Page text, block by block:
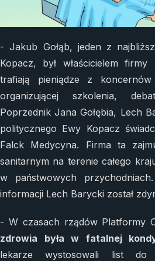
- Jakub Gołąb, jeden z
Kopacz, był właścicielem
trafiają pieniądze z koncernów
organizującej szkolenia,
Poprzednik Jana Gołębia, Lech
politycznego Ewy Kopacz
Falck Medycyna. Firma ta
sanitarnym na terenie całego
w państwowych
informacji Lech Barycki został
- W czasach rządów Platformy
zdrowia była w fatalnej
lekarze wystosowali list